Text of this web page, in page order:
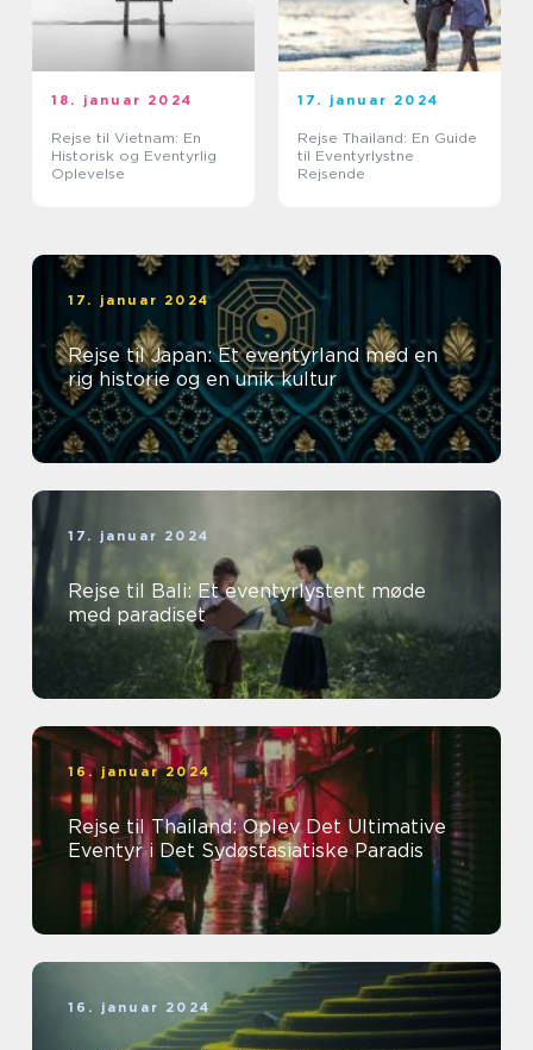
18. januar 2024
Rejse til Vietnam: En
Historisk og Eventyrlig
Oplevelse
17. januar 2024
Rejse Thailand: En Guide
til Eventyrlystne
Rejsende
17. januar 2024
Rejse til Japan: Et eventyrland med en
rig historie og en unik kultur
17. januar 2024
Rejse til Bali: Et eventyrlystent møde
med paradiset
16. januar 2024
Rejse til Thailand: Oplev Det Ultimative
Eventyr i Det Sydøstasiatiske Paradis
16. januar 2024